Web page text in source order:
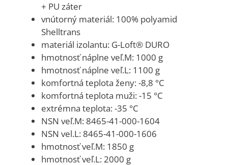
+ PU záter
vnútorný materiál: 100% polyamid
Shelltrans
materiál izolantu: G-Loft® DURO
hmotnosť náplne veľ.M: 1000 g
hmotnosť náplne veľ.L: 1100 g
komfortná teplota ženy: -8,8 °C
komfortná teplota muži: -15 °C
extrémna teplota: -35 °C
NSN veľ.M: 8465-41-000-1604
NSN vel.L: 8465-41-000-1606
hmotnosť veľ.M: 1850 g
hmotnosť veľ.L: 2000 g